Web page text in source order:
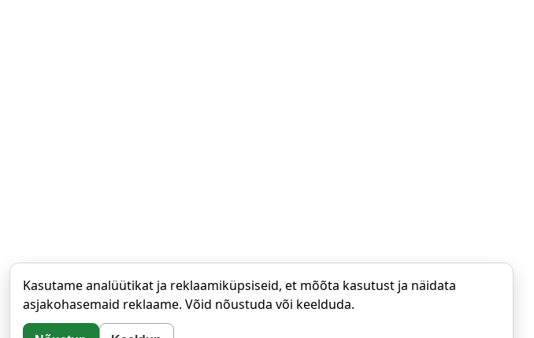
Kasutame analüütikat ja reklaamiküpsiseid, et mõõta kasutust ja näidata
asjakohasemaid reklaame. Võid nõustuda või keelduda.